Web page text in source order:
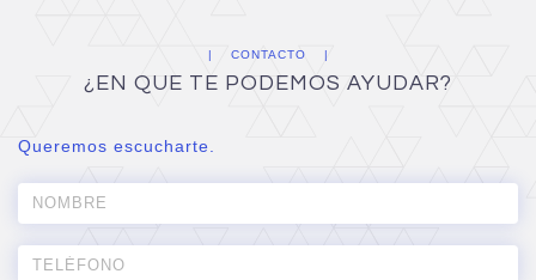
CONTACTO
¿EN QUE TE PODEMOS AYUDAR?
Queremos escucharte.